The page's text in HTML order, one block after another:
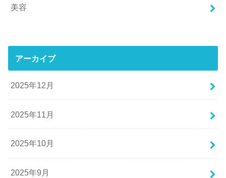
美容
アーカイブ
2025年12月
2025年11月
2025年10月
2025年9月